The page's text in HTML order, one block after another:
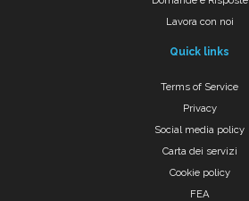
Lavora con noi
Quick links
Terms of Service
Privacy
Social media policy
Carta dei servizi
Cookie policy
FEA